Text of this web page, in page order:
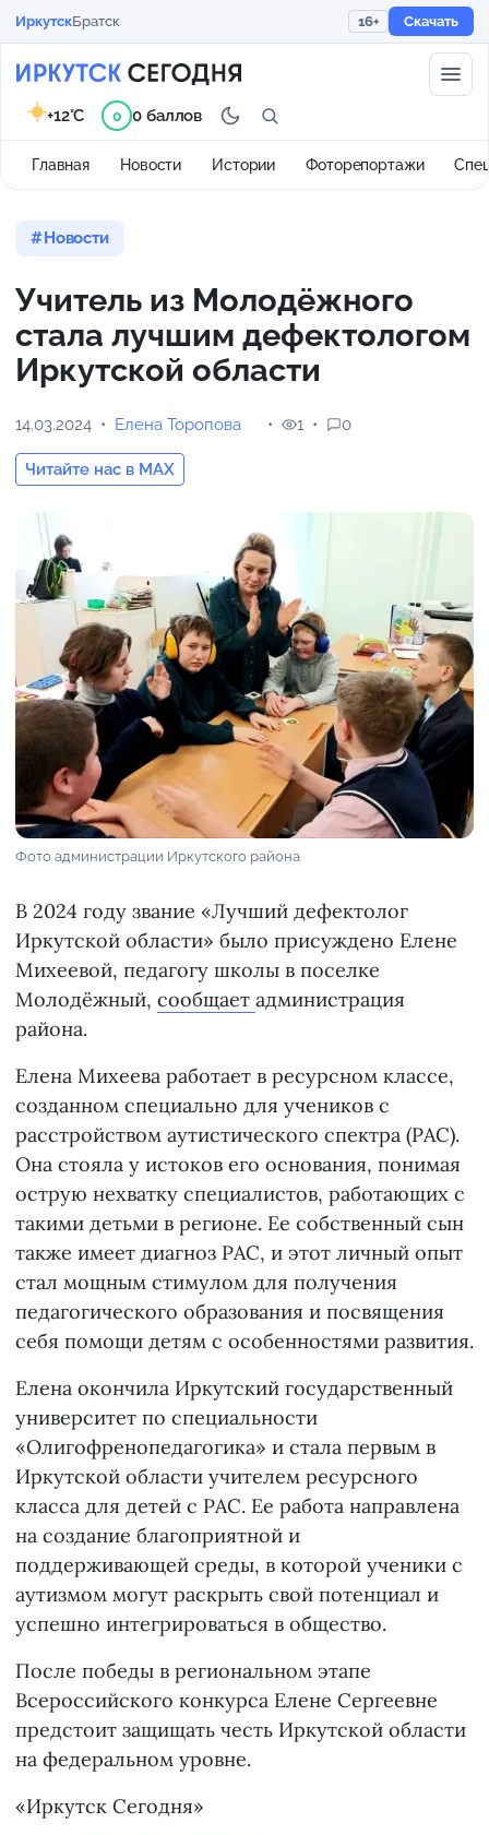
ИркутскБратск 16+ Скачать
Главная Новости Истории Фоторепортажи
+12°C 0 0 баллов
Новости
Учитель из Молодёжного
стала лучшим дефектологом
Иркутской области
14.03.2024 Елена Торопова
Читайте нас в MAX
1 0
Фото администрации Иркутского района
В 2024 году звание «Лучший дефектолог
Иркутской области» было присуждено Елене
Михеевой, педагогу школы в поселке
Молодёжный, сообщает администрация
района.
Елена Михеева работает в ресурсном классе,
созданном специально для учеников с
расстройством аутистического спектра (РАС).
Она стояла у истоков его основания, понимая
острую нехватку специалистов, работающих с
такими детьми в регионе. Ее собственный сын
также имеет диагноз РАС, и этот личный опыт
стал мощным стимулом для получения
педагогического образования и посвящения
себя помощи детям с особенностями развития.
Елена окончила Иркутский государственный
университет по специальности
«Олигофренопедагогика» и стала первым в
Иркутской области учителем ресурсного
класса для детей с РАС. Ее работа направлена
на создание благоприятной и
поддерживающей среды, в которой ученики с
аутизмом могут раскрыть свой потенциал и
успешно интегрироваться в общество.
После победы в региональном этапе
Всероссийского конкурса Елене Сергеевне
предстоит защищать честь Иркутской области
на федеральном уровне.
«Иркутск Сегодня»